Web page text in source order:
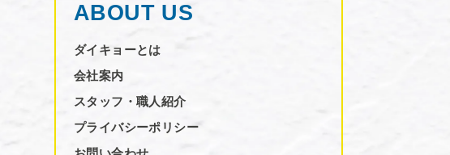
ABOUT US
ダイキョーとは
会社案内
スタッフ・職人紹介
プライバシーポリシー